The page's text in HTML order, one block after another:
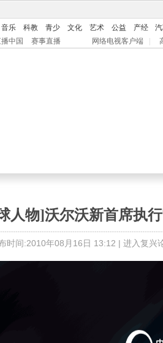
音乐 科教 青少 文化 艺术 公益 产经
中国
赛事直播 网络电视客户端
人物]沃尔沃新首席执
时间:2010年08月16日 13:12 | 进入复兴